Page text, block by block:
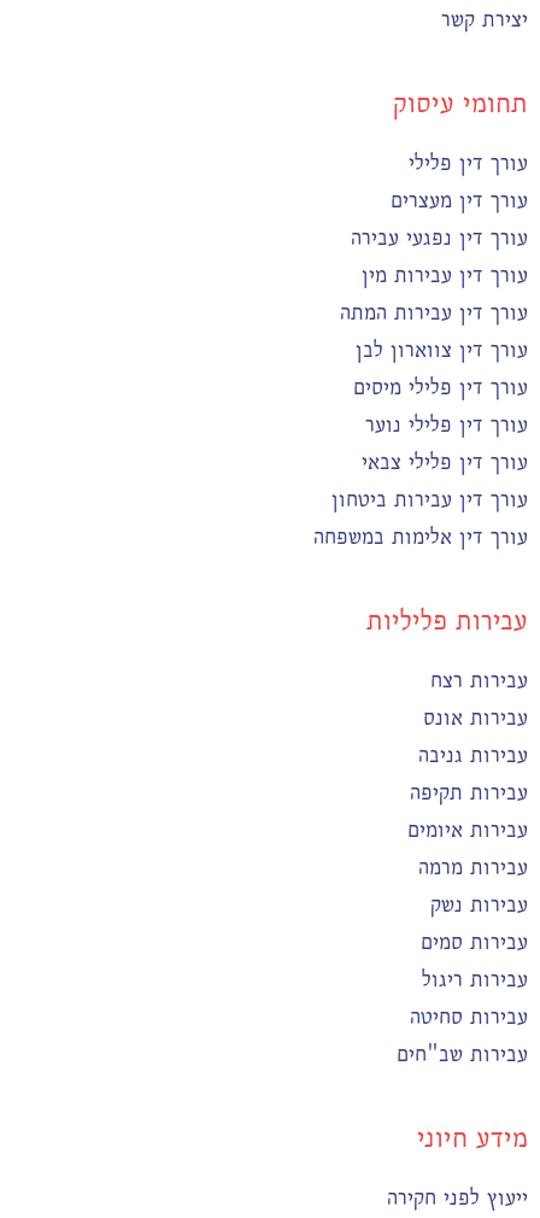
יצירת קשר
תחומי עיסוק
עורך דין פלילי
עורך דין מעצרים
עורך דין נפגעי עבירה
עורך דין עבירות מין
עורך דין עבירות המתה
עורך דין צווארון לבן
עורך דין פלילי מיסים
עורך דין פלילי נוער
עורך דין פלילי צבאי
עורך דין עבירות ביטחון
עורך דין אלימות במשפחה
עבירות פליליות
עבירות רצח
עבירות אונס
עבירות גניבה
עבירות תקיפה
עבירות איומים
עבירות מרמה
עבירות נשק
עבירות סמים
עבירות ריגול
עבירות סחיטה
עבירות שב"חים
מידע חיוני
ייעוץ לפני חקירה